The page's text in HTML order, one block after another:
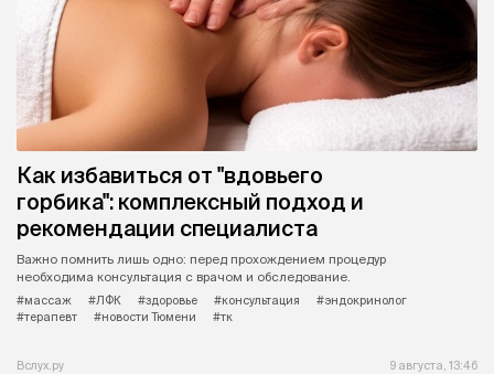
Как избавиться от "вдовьего
горбика": комплексный подход и
рекомендации специалиста
Важно помнить лишь одно: перед прохождением процедур
необходима консультация с врачом и обследование.
#массаж
#ЛФК #здоровье #консультация
#эндокринолог
#терапевт
#новости Тюмени #тк
Вслух.ру 9 августа, 13:46